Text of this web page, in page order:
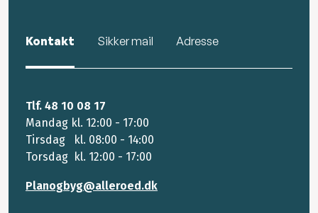
Kontakt Sikker mail Adresse
Tlf. 48 10 08 17
Mandag kl. 12:00 - 17:00
Tirsdag kl. 08:00 - 14:00
Torsdag kl. 12:00 - 17:00
Planogbyg@alleroed.dk